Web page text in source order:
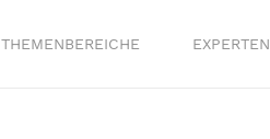
THEMENBEREICHE EXPERTEN